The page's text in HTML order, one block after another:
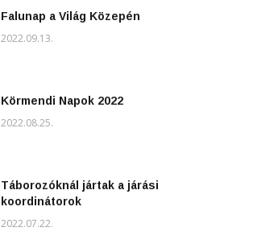
Falunap a Világ Közepén
2022.09.13.
Körmendi Napok 2022
2022.08.25.
Táborozóknál jártak a járási
koordinátorok
2022.07.22.